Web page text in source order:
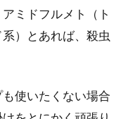
ミドフルメト（ト
）とあれば、殺虫
使いたくない場合